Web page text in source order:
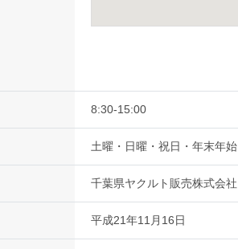
8:30-15:00
土曜・日曜・祝日・年末年始
千葉県ヤクルト販売株式会社
平成21年11月16日